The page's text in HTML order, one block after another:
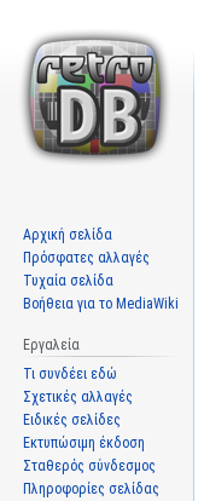
Αρχική σελίδα
Πρόσφατες αλλαγές
Τυχαία σελίδα
Βοήθεια για το MediaWiki
Εργαλεία
Τι συνδέει εδώ
Σχετικές αλλαγές
Ειδικές σελίδες
Εκτυπώσιμη έκδοση
Σταθερός σύνδεσμος
Πληροφορίες σελίδας